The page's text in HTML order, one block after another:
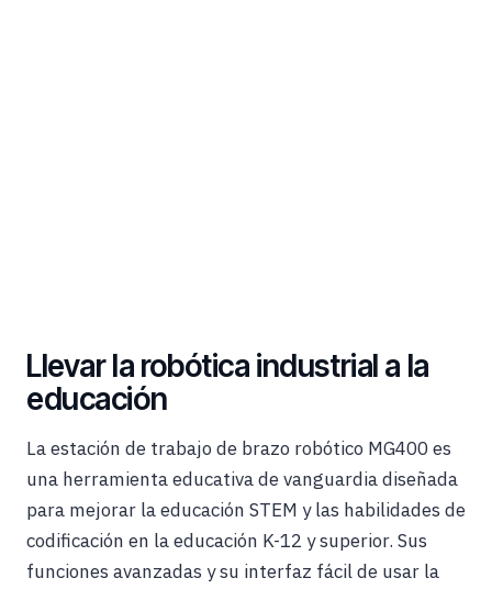
Llevar la robótica industrial a la
educación
La estación de trabajo de brazo robótico MG400 es
una herramienta educativa de vanguardia diseñada
para mejorar la educación STEM y las habilidades de
codificación en la educación K-12 y superior. Sus
funciones avanzadas y su interfaz fácil de usar la